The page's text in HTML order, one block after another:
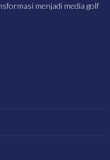
menjadi media golf